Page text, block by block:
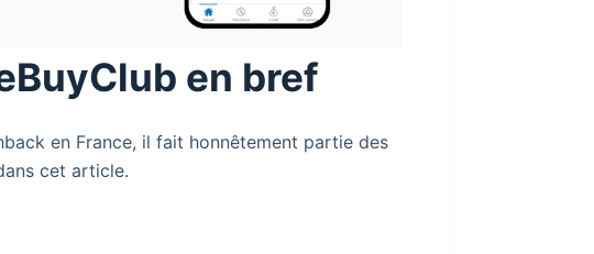
en bref
en France, il fait honnêtement partie des
cet article.